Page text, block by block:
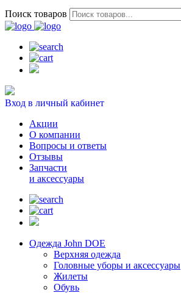
Поиск товаров
Вход в личный кабинет
Акции
О компании
Вопросы и ответы
Отзывы
Запчасти
и аксессуары
Одежда John DOE
Верхняя одежда
Головные уборы и аксессуары
Жилеты
Обувь